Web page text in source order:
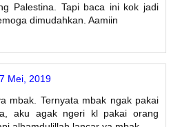
Palestina. Tapi baca ini kok jadi
dimudahkan. Aamiin
Mei, 2019
mbak. Ternyata mbak ngak pakai
aku agak ngeri kl pakai orang